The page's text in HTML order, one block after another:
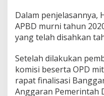
Dalam penjelasannya,
APBD murni tahun
yang telah disahkan
Setelah dilakukan
komisi beserta OPD
rapat finalisasi
Anggaran Pemerintah